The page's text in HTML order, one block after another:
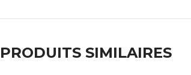
PRODUITS SIMILAIRES